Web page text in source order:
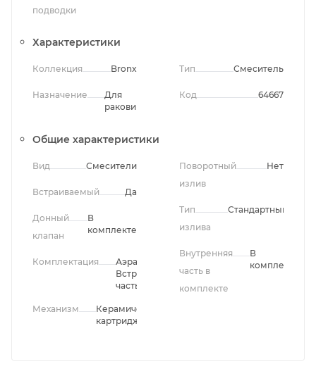
подводки
Характеристики
Коллекция Bronx
Назначение
Для
раковины
Тип Смеситель
Код 64667
Общие характеристики
Вид Смесители
Встраиваемый Да
Донный
клапан
В
комплекте
Комплектация
Аэратор,
Встроенная
часть
Механизм
Керамический
картридж
Поворотный
излив
Нет
Тип
излива
Стандартный
Внутренняя
часть в
комплекте
В
комплекте